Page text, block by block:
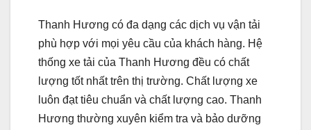
Thanh Hương có đa dạng các dịch vụ vận tải
phù hợp với mọi yêu cầu của khách hàng. Hệ
thống xe tải của Thanh Hương đều có chất
lượng tốt nhất trên thị trường. Chất lượng xe
luôn đạt tiêu chuẩn và chất lượng cao. Thanh
Hương thường xuyên kiểm tra và bảo dưỡng